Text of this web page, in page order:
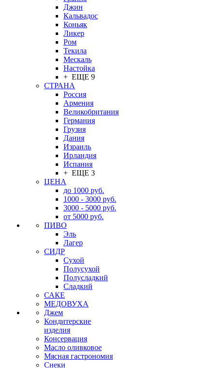
Джин
Кальвадос
Коньяк
Ликер
Ром
Текила
Мескаль
Настойка
+ ЕЩЕ 9
СТРАНА
Россия
Армения
Великобритания
Германия
Грузия
Дания
Израиль
Ирландия
Испания
+ ЕЩЕ 3
ЦЕНА
до 1000 руб.
1000 - 3000 руб.
3000 - 5000 руб.
от 5000 руб.
ПИВО
Эль
Лагер
СИДР
Сухой
Полусухой
Полусладкий
Сладкий
САКЕ
МЕДОВУХА
Джем
Кондитерские
изделия
Консервация
Масло оливковое
Мясная гастрономия
Снеки